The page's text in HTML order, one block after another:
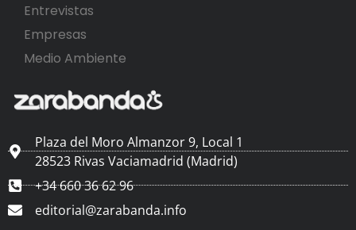
Entrevistas
Empresas
Medio Ambiente
Plaza del Moro Almanzor 9, Local 1
28523 Rivas Vaciamadrid (Madrid)
+34 660 36 62 96
editorial@zarabanda.info